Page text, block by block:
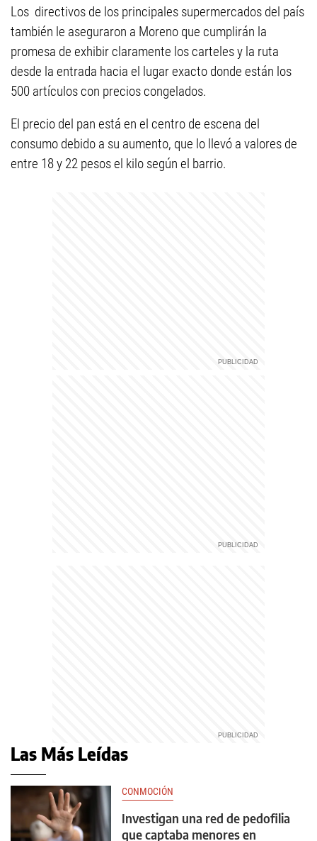
Los directivos de los principales supermercados del país
también le aseguraron a Moreno que cumplirán la
promesa de exhibir claramente los carteles y la ruta
desde la entrada hacia el lugar exacto donde están los
500 artículos con precios congelados.
El precio del pan está en el centro de escena del
consumo debido a su aumento, que lo llevó a valores de
entre 18 y 22 pesos el kilo según el barrio.
Las Más Leídas
CONMOCIÓN
Investigan una red de pedofilia
que captaba menores en